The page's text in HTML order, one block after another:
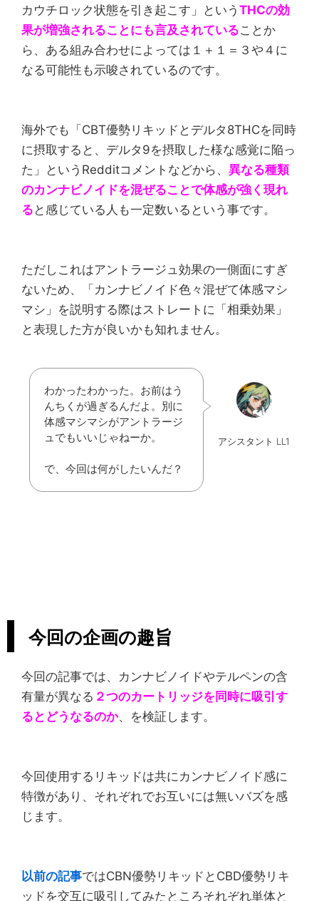
カウチロック状態を引き起こす」という THCの効
果が増強されることにも言及されていることか
ら、ある組み合わせによっては１＋１＝３や４に
なる可能性も示唆されているのです。
海外でも「CBT優勢リキッドとデルタ8THCを同時
に摂取すると、デルタ9を摂取した様な感覚に陥っ
た」というRedditコメントなどから、 異なる種類
のカンナビノイドを混ぜることで体感が強く現れ
る と感じている人も一定数いるという事です。
ただしこれはアントラージュ効果の一側面にすぎ
ないため、「カンナビノイド色々混ぜて体感マシ
マシ」を説明する際はストレートに「相乗効果」
と表現した方が良いかも知れません。
わかったわかった。お前はう
んちくが過ぎるんだよ。別に
体感マシマシがアントラージ
ュでもいいじゃねーか。
で、今回は何がしたいんだ？
アシスタント LL1
今回の企画の趣旨
今回の記事では、カンナビノイドやテルペンの含
有量が異なる ２つのカートリッジを同時に吸引す
るとどうなるのか、を検証します。
今回使用するリキッドは共にカンナビノイド感に
特徴があり、それぞれでお互いには無いバズを感
じます。
以前の記事ではCBN優勢リキッドとCBD優勢リキ
ッドを交互に吸引してみたところそれぞれ単体と